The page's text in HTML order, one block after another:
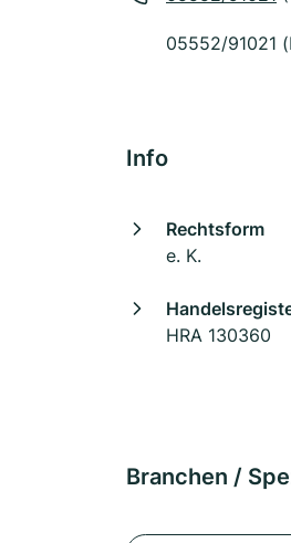
05552/91021
Info
Rechtsform
e. K.
HRA 130360
Branchen /